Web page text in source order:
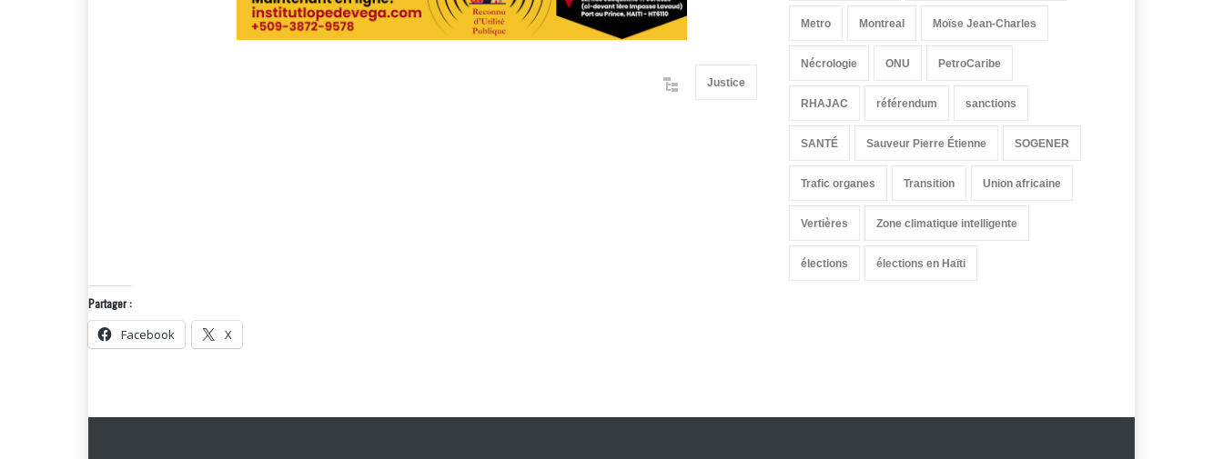
Justice
Metro Montreal Moïse Jean-Charles
Nécrologie ONU PetroCaribe
RHAJAC référendum sanctions
SANTÉ Sauveur Pierre Étienne SOGENER
Trafic organes Transition Union africaine
Vertières Zone climatique intelligente
élections élections en Haïti
Partager :
Facebook X